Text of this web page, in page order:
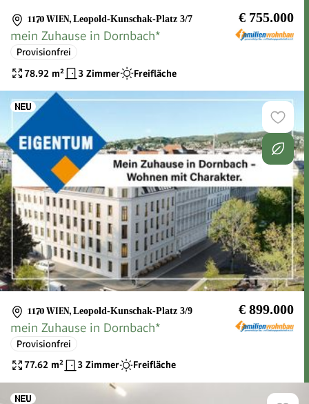
1170 WIEN, Leopold-Kunschak-Platz 3/7 € 755.000
mein Zuhause in Dornbach*
Provisionfrei
78.92 m² 3 Zimmer Freifläche
1170 WIEN, Leopold-Kunschak-Platz 3/9 € 899.000
mein Zuhause in Dornbach*
Provisionfrei
77.62 m² 3 Zimmer Freifläche